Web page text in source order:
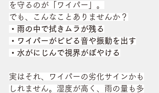
を守るのが「ワイパー」。
でも、こんなことありませんか？
・雨の中で拭きムラが残る
・ワイパーがビビる音や振動を出す
・水がにじんで視界がぼやける
実はそれ、ワイパーの劣化サインかも
しれません。湿度が高く、雨の量も多